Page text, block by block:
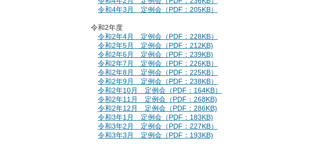
令和4年3月 定例会（PDF：205KB）
令和2年度
令和2年4月 定例会（PDF：228KB）
令和2年5月 定例会（PDF：212KB)
令和2年6月 定例会（PDF：239KB)
令和2年7月 定例会（PDF：226KB）
令和2年8月 定例会（PDF：225KB）
令和2年9月 定例会（PDF：238KB）
令和2年10月 定例会（PDF：164KB）
令和2年11月 定例会（PDF：268KB)
令和2年12月 定例会（PDF：286KB)
令和3年1月 定例会（PDF：183KB)
令和3年2月 定例会（PDF：227KB）
令和3年3月 定例会（PDF：193KB)